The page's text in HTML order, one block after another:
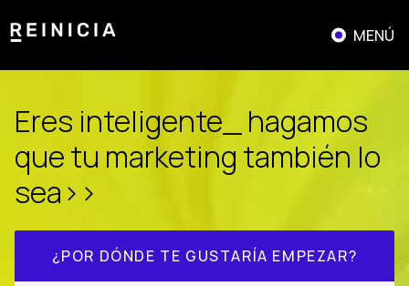
al
MENÚ
Eres inteligente_ hagamos
que tu marketing también lo
sea>>
¿POR DÓNDE TE GUSTARÍA EMPEZAR?